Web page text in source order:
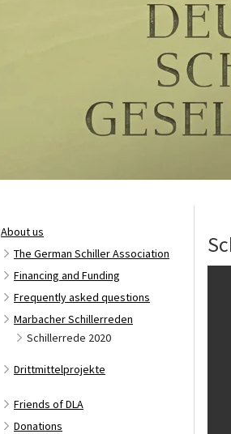
About us
The German Schiller Association
Financing and Funding
Frequently asked questions
Marbacher Schillerreden
Schillerrede 2020
Drittmittelprojekte
Friends of DLA
Donations